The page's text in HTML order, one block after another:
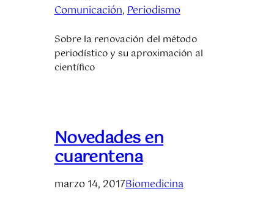
Comunicación, Periodismo
Sobre la renovación del método
periodístico y su aproximación al
científico
Novedades en
cuarentena
marzo 14, 2017Biomedicina